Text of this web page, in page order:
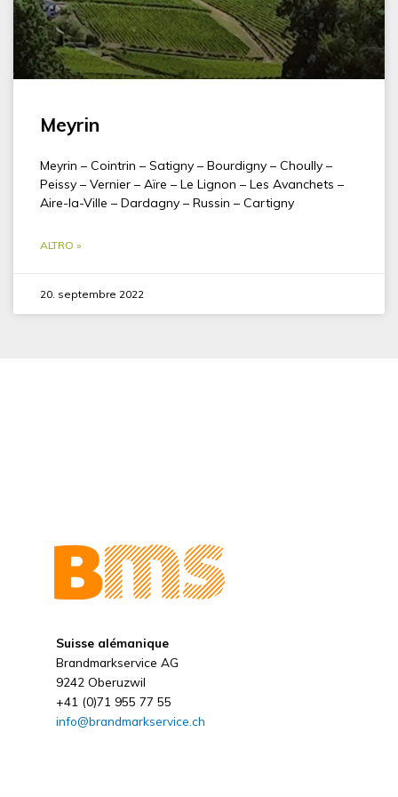
Meyrin
Meyrin – Cointrin – Satigny – Bourdigny – Choully –
Peissy – Vernier – Aïre – Le Lignon – Les Avanchets –
Aire-la-Ville – Dardagny – Russin – Cartigny
ALTRO »
20. septembre 2022
Suisse alémanique
Brandmarkservice AG
9242 Oberuzwil
+41 (0)71 955 77 55
info@brandmarkservice.ch